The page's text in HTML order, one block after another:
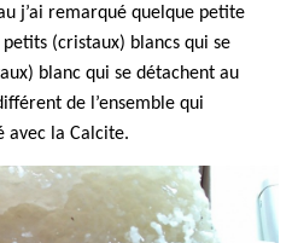
j’ai remarqué quelque petite
(cristaux) blancs qui se
blanc qui se détachent au
de l’ensemble qui
avec la Calcite.